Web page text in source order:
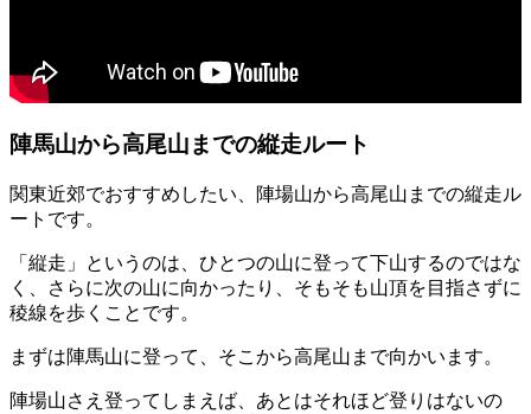
陣馬山から高尾山までの縦走ルート
関東近郊でおすすめしたい、陣場山から高尾山までの縦走ル
ートです。
「縦走」というのは、ひとつの山に登って下山するのではな
く、さらに次の山に向かったり、そもそも山頂を目指さずに
稜線を歩くことです。
まずは陣馬山に登って、そこから高尾山まで向かいます。
陣場山さえ登ってしまえば、あとはそれほど登りはないの